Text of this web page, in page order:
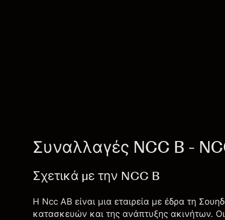
Συναλλαγές NCC B -
Σχετικά με την NCC B
Η Ncc AB είναι μια εταιρεία με έδρα τη
κατασκευών και της ανάπτυξης ακινήτων. Οι